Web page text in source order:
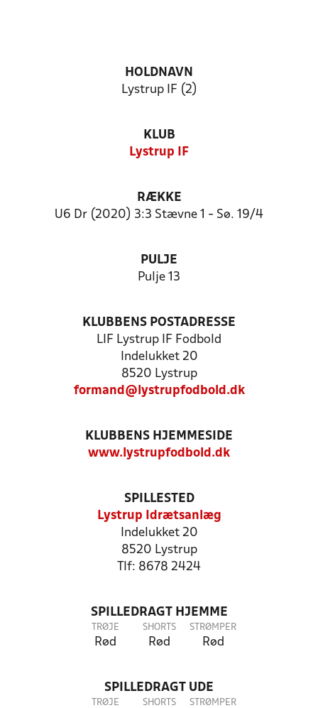
HOLDNAVN
Lystrup IF (2)
KLUB
Lystrup IF
RÆKKE
U6 Dr (2020) 3:3 Stævne 1 - Sø. 19/4
PULJE
Pulje 13
KLUBBENS POSTADRESSE
LIF Lystrup IF Fodbold
Indelukket 20
8520 Lystrup
formand@lystrupfodbold.dk
KLUBBENS HJEMMESIDE
www.lystrupfodbold.dk
SPILLESTED
Lystrup Idrætsanlæg
Indelukket 20
8520 Lystrup
Tlf: 8678 2424
SPILLEDRAGT HJEMME
TRØJE
Rød
SHORTS
Rød
STRØMPER
Rød
SPILLEDRAGT UDE
TRØJE SHORTS STRØMPER